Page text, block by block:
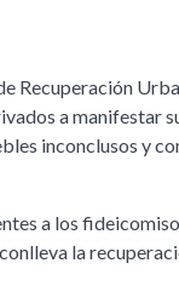
Recuperación
a manifestar
inconclusos y
a los
la